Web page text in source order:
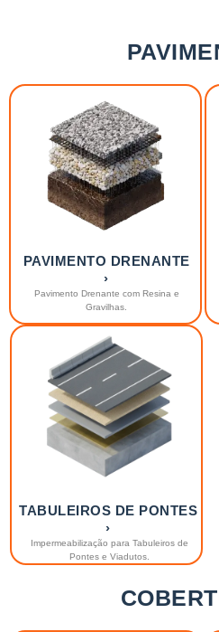
PAVIMENTO DRENANTE
›
Pavimento Drenante com Resina e
Gravilhas.
TABULEIROS DE PONTES
›
Impermeabilização para Tabuleiros de
Pontes e Viadutos.